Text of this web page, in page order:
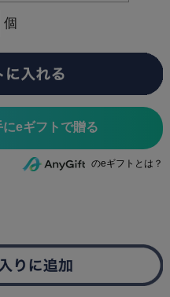
個
eギフトで贈る
のeギフトとは？